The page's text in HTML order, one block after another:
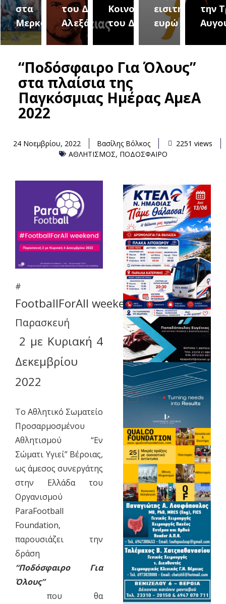
στα
Μερκούρεια
του Δήμου
Αλεξάνδρειας
Κοινοτήτων
του Δήμου
εισιτήριο 2
ευρώ
την
“Ποδόσφαιρο Για Όλους”
στα πλαίσια της
Παγκόσμιας Ημέρας ΑμεΑ
2022
24 Νοεμβρίου, 2022 Βασίλης Βόλκος
2251 views
ΑΘΛΗΤΙΣΜΟΣ, ΠΟΔΟΣΦΑΙΡΟ
#
FootballForAll weekend:
Παρασκευή
2 με Κυριακή 4
Δεκεμβρίου
2022
Το Αθλητικό Σωματείο
Προσαρμοσμένου
Αθλητισμού “Εν
Σώματι Υγιεί” Βέροιας,
ως άμεσος συνεργάτης
στην Ελλάδα του
Οργανισμού
ParaFootball
Foundation,
παρουσιάζει την
δράση
“Ποδόσφαιρο Για
Όλους”
που θα